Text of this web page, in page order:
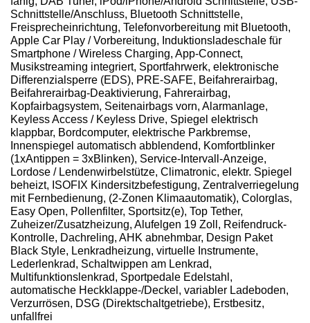
Schnittstelle/Anschluss, Bluetooth Schnittstelle,
Freisprecheinrichtung, Telefonvorbereitung mit Bluetooth,
Apple Car Play / Vorbereitung, Induktionsladeschale für
Smartphone / Wireless Charging, App-Connect,
Musikstreaming integriert, Sportfahrwerk, elektronische
Differenzialsperre (EDS), PRE-SAFE, Beifahrerairbag,
Beifahrerairbag-Deaktivierung, Fahrerairbag,
Kopfairbagsystem, Seitenairbags vorn, Alarmanlage,
Keyless Access / Keyless Drive, Spiegel elektrisch
klappbar, Bordcomputer, elektrische Parkbremse,
Innenspiegel automatisch abblendend, Komfortblinker
(1xAntippen = 3xBlinken), Service-Intervall-Anzeige,
Lordose / Lendenwirbelstütze, Climatronic, elektr. Spiegel
beheizt, ISOFIX Kindersitzbefestigung, Zentralverriegelung
mit Fernbedienung, (2-Zonen Klimaautomatik), Colorglas,
Easy Open, Pollenfilter, Sportsitz(e), Top Tether,
Zuheizer/Zusatzheizung, Alufelgen 19 Zoll, Reifendruck-
Kontrolle, Dachreling, AHK abnehmbar, Design Paket
Black Style, Lenkradheizung, virtuelle Instrumente,
Lederlenkrad, Schaltwippen am Lenkrad,
Multifunktionslenkrad, Sportpedale Edelstahl,
automatische Heckklappe-/Deckel, variabler Ladeboden,
Verzurrösen, DSG (Direktschaltgetriebe), Erstbesitz,
unfallfrei